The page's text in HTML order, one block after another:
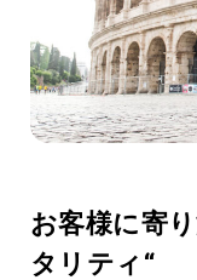
02 商
お客様に寄
タリティ“